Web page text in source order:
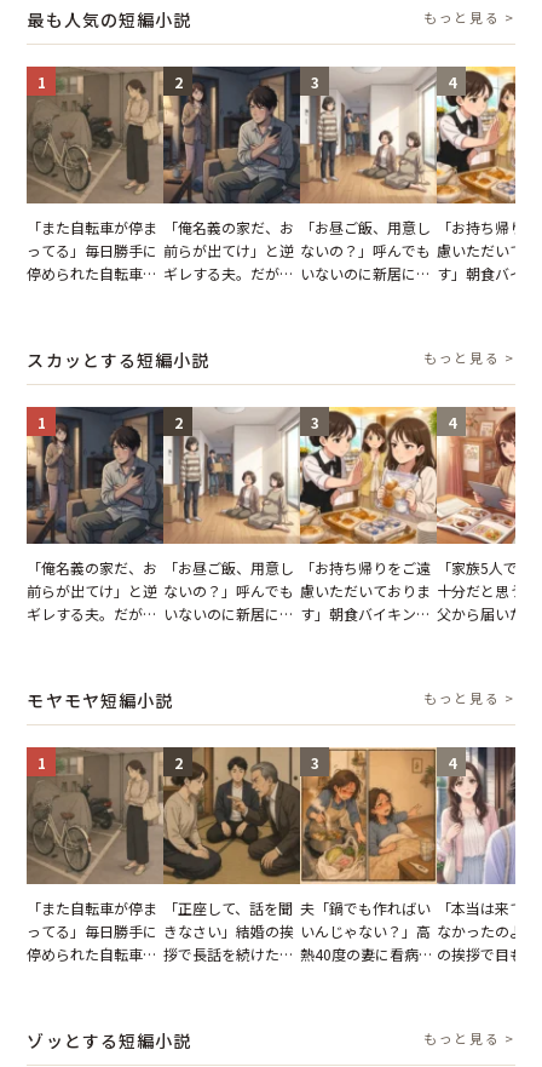
最も人気の短編小説 もっと見る >
1
「また自転車が停ま
ってる」毎日勝手に
停められた自転車。
2
「俺名義の家だ、お
前らが出てけ」と逆
ギレする夫。だが、
3
「お昼ご飯、用意し
ないの？」呼んでも
いないのに新居にあ
4
「お持ち帰り
慮いただいて
す」朝食バイ
が一変
スカッとする短編小説 もっと見る >
1
「俺名義の家だ、お
前らが出てけ」と逆
ギレする夫。だが、
2
「お昼ご飯、用意し
ないの？」呼んでも
いないのに新居にあ
3
「お持ち帰りをご遠
慮いただいておりま
す」朝食バイキング
4
「家族5人で3
十分だと思う
父から届いたご
モヤモヤ短編小説 もっと見る >
1
「また自転車が停ま
ってる」毎日勝手に
停められた自転車。
2
「正座して、話を聞
きなさい」結婚の挨
拶で長話を続けた義
3
夫「鍋でも作ればい
いんじゃない？」高
熱40度の妻に看病な
4
「本当は来て
なかったのよ
の挨拶で目も
ゾッとする短編小説 もっと見る >